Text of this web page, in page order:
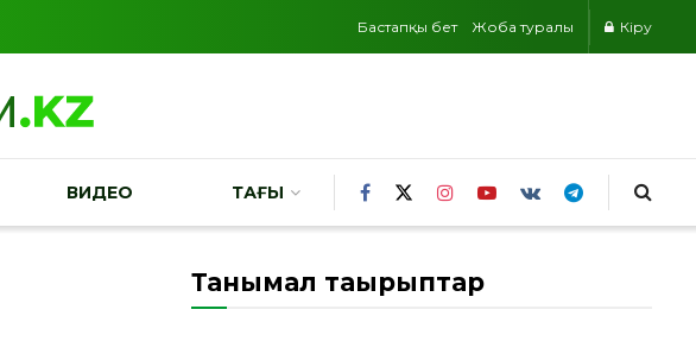
Бастапқы бет Жоба туралы Кіру
ВИДЕО ТАҒЫ
Танымал тақырыптар